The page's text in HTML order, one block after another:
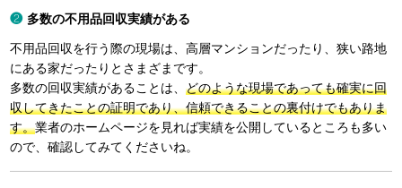
多数の不用品回収実績がある
不用品回収を行う際の現場は、高層マンションだったり、狭い路地
にある家だったりとさまざまです。
多数の回収実績があることは、どのような現場であっても確実に回
収してきたことの証明であり、信頼できることの裏付けでもありま
す。業者のホームページを見れば実績を公開しているところも多い
ので、確認してみてくださいね。